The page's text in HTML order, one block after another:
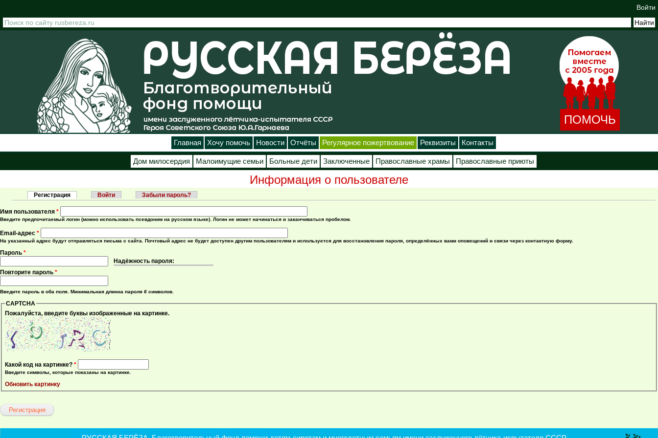
Войти
ПОМОЧЬ
Главная Хочу помочь Новости Отчёты Регулярное пожертвование Реквизиты Контакты
Дом милосердия Малоимущие семьи Больные дети Заключенные Православные храмы Православные приюты
Информация о пользователе
Главные вкладки
Регистрация (активная вкладка)
Войти Забыли пароль?
Имя пользователя *
Введите предпочитаемый логин (можно использовать псевдоним на русском языке). Логин не может начинаться и заканчиваться пробелом.
Email-адрес *
На указанный адрес будут отправляться письма с сайта. Почтовый адрес не будет доступен другим пользователям и используется для восстановления пароля, определённых вами оповещений и связи через контактную форму.
Надёжность пароля:
Пароль *
Повторите пароль *
Введите пароль в оба поля. Минимальная длинна пароля 6 символов.
CAPTCHA
Пожалуйста, введите буквы изображенные на картинке.
Какой код на картинке? *
Введите символы, которые показаны на картинке.
Обновить картинку